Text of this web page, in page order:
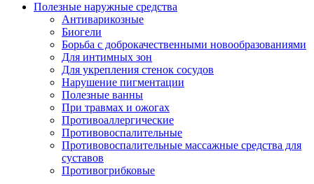
Полезные наружные средства
Антиварикозные
Биогели
Борьба с доброкачественными новообразованиями
Для интимных зон
Для укрепления стенок сосудов
Нарушение пигментации
Полезные ванны
При травмах и ожогах
Противоаллергические
Противовоспалительные
Противовоспалительные массажные средства для
суставов
Противогрибковые